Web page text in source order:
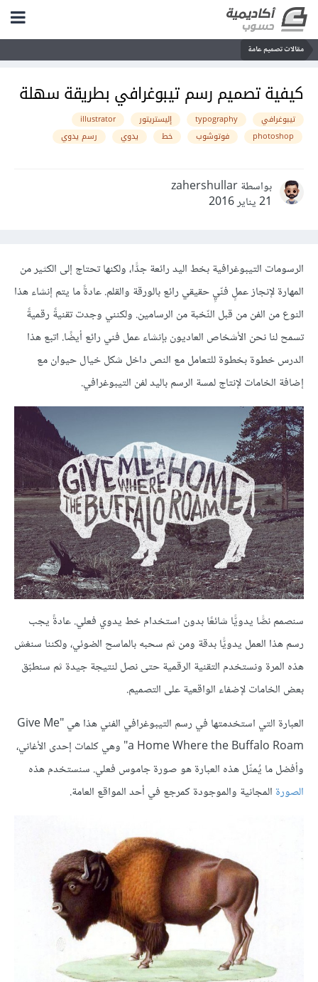
مقالات تصميم عامة
كيفية تصميم رسم تيبوغرافي بطريقة سهلة
تيبوغرافي typography إليستريتور
illustrator
photoshop
فوتوشوب خط يدوي رسم يدوي
بواسطة zahershullar
21 يناير 2016
الرسومات التيبوغرافية بخط اليد رائعة جدًّا، ولكنها تحتاج إلى الكثير من
المهارة لإنجاز عملٍ فنّيٍ حقيقي رائع بالورقة والقلم. عادةً ما يتم إنشاء هذا
النوع من الفن من قبل النّخبة من الرسامين. ولكنني وجدت تقنيةً رقميةً
تسمح لنا نحن الأشخاص العاديون بإنشاء عمل فني رائع أيضًا. اتبع هذا
الدرس خطوة بخطوة للتعامل مع النص داخل شكل خيال حيوان مع
إضافة الخامات لإنتاج لمسة الرسم باليد لفن التيبوغرافي.
سنصمم نصًّا يدويًّا شائعًا بدون استخدام خط يدوي فعلي. عادةً يجب
رسم هذا العمل يدويًّا بدقة ومن ثم سحبه بالماسح الضوئي، ولكننا سنغش
هذه المرة ونستخدم التقنية الرقمية حتى نصل لنتيجة جيدة ثم سنطبّق
بعض الخامات لإضفاء الواقعية على التصميم.
العبارة التي استخدمتها في رسم التيبوغرافي الفني هذا هي "Give Me
a Home Where the Buffalo Roam" وهي كلمات إحدى الأغاني،
وأفضل ما يُمثّل هذه العبارة هو صورة جاموس فعلي. سنستخدم هذه
الصورة المجانية والموجودة كمرجع في أحد المواقع العامة.